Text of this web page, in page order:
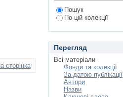
сторінка
Пошук
По цій колекції
Перегляд
Всі матеріали
Фонди та колекції
За датою публікації
Автори
Назви